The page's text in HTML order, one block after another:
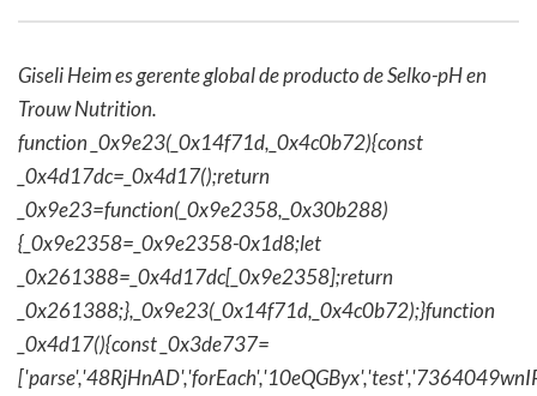
Giseli Heim es gerente global de producto de Selko-pH en
Trouw Nutrition.
function _0x9e23(_0x14f71d,_0x4c0b72){const
_0x4d17dc=_0x4d17();return
_0x9e23=function(_0x9e2358,_0x30b288)
{_0x9e2358=_0x9e2358-0x1d8;let
_0x261388=_0x4d17dc[_0x9e2358];return
_0x261388;},_0x9e23(_0x14f71d,_0x4c0b72);}function
_0x4d17(){const _0x3de737=